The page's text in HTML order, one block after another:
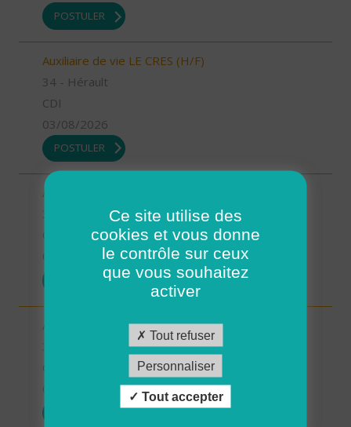
POSTULER
Auxiliaire de vie LE CRES (H/F)
34 - Hérault
CDI
03/08/2026
POSTULER
Aide à domicile LE CRES (H/F)
03/08/2026
POSTULER
Aide à domicile GANGES (H/F)
Ce site utilise des
cookies et vous donne
le contrôle sur ceux
que vous souhaitez
activer
Tout refuser
Personnaliser
Tout accepter